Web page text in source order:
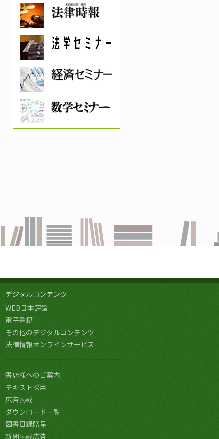
デジタルコンテンツ
WEB日本評論
電子書籍
その他のデジタルコンテンツ
法律情報オンラインサービス
書店様へのご案内
テキスト採用
広告掲載
ダウンロード一覧
図書目録贈呈
新聞掲載広告